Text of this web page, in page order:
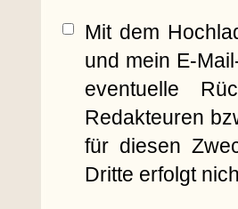
Mit dem
und mein E-
eventuelle
Redakteuren
für diesen
Dritte erfolgt